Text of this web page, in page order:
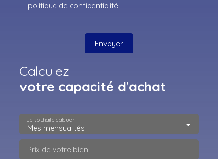
politique de confidentialité.
Envoyer
Calculez
votre capacité d'achat
Mes mensualités
Je souhaite calculer
Prix de votre bien